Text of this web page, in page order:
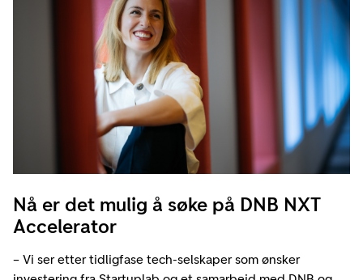
Nå er det mulig å søke på DNB NXT
Accelerator
– Vi ser etter tidligfase tech-selskaper som ønsker